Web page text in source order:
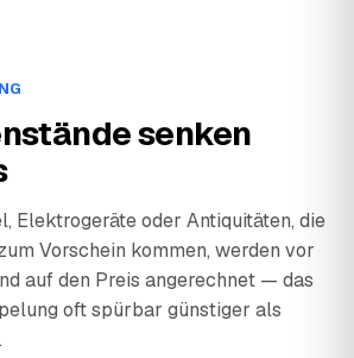
senken
Elektrogeräte oder Antiquitäten, die
Vorschein kommen, werden vor
auf den Preis angerechnet — das
oft spürbar günstiger als